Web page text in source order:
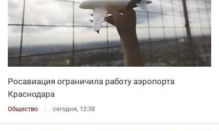
Росавиация ограничила работу аэропорта
Краснодара
Общество сегодня, 12:38